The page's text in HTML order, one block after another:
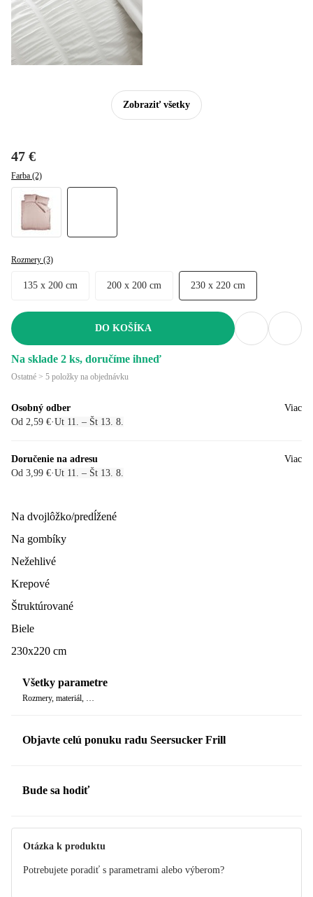
Zobraziť všetky
47 €
Farba (2)
Rozmery (3)
135 x 200 cm 200 x 200 cm 230 x 220 cm
DO KOŠÍKA
Na sklade 2 ks, doručíme ihneď
Ostatné > 5 položky na objednávku
Osobný odber
Od 2,59 €·Ut 11. – Št 13. 8.
Viac
Doručenie na adresu
Od 3,99 €·Ut 11. – Št 13. 8.
Viac
Na dvojlôžko/predĺžené
Na gombíky
Nežehlivé
Krepové
Štruktúrované
Biele
230x220 cm
Všetky parametre
Rozmery, materiál, …
Objavte celú ponuku radu Seersucker Frill
Bude sa hodiť
Otázka k produktu
Potrebujete poradiť s parametrami alebo výberom?